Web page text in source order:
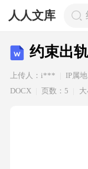
人人文库
约束出
上传人：i*** IP属
DOCX
页数：5